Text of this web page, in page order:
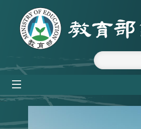
跳到主要內容區塊
:::